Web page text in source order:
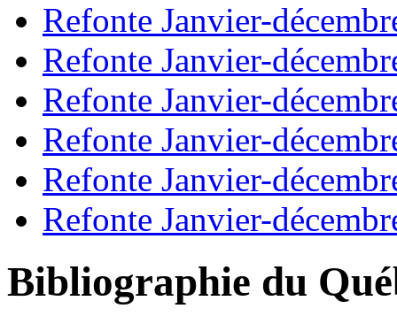
Refonte Janvier-
Refonte Janvier-
Refonte Janvier-
Refonte Janvier-
Refonte Janvier-
Refonte Janvier-
Bibliographie du